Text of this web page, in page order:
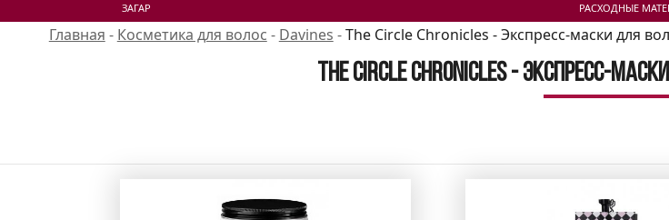
ЗАГАР
РАСХОДНЫЕ
Главная - Косметика для волос - Davines -The Circle Chronicles - Экспресс-маски для
The Circle Chronicles - Экспресс-